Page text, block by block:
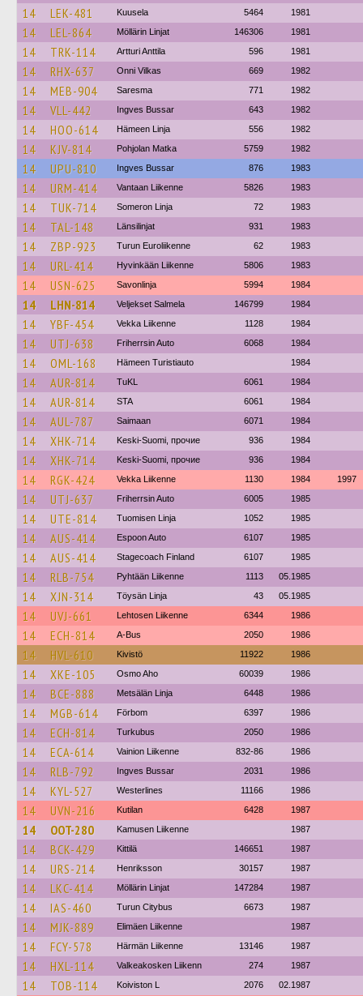
14
LEK-481 Kuusela 5464 1981
14 LEL-864 Möllärin Linjat 146306 1981
14 TRK-114 Artturi Anttila 596 1981
14 RHX-637 Onni Vilkas 669 1982
14 MEB-904 Saresma 771 1982
14 VLL-442 Ingves Bussar 643 1982
14 HOO-614 Hämeen Linja 556 1982
14 KJV-814 Pohjolan Matka 5759 1982
14 UPU-810 Ingves Bussar 876 1983
14 URM-414 Vantaan Liikenne 5826 1983
14 TUK-714 Someron Linja 72 1983
14 TAL-148 Länsilinjat 931 1983
14 ZBP-923 Turun Euroliikenne 62 1983
14 URL-414 Hyvinkään Liikenne 5806 1983
14 USN-625 Savonlinja 5994 1984
14 LHN-814 Veljekset Salmela 146799 1984
14 YBF-454 Vekka Liikenne 1128 1984
14 UTJ-638 Friherrsin Auto 6068 1984
14 OML-168 Hämeen Turistiauto 1984
14 AUR-814 TuKL 6061 1984
14 AUR-814 STA 6061 1984
14 AUL-787 Saimaan 6071 1984
14 XHK-714 Keski-Suomi, прочие 936 1984
14 XHK-714 Keski-Suomi, прочие 936 1984
14 RGK-424 Vekka Liikenne 1130 1984 1997
14 UTJ-637 Friherrsin Auto 6005 1985
14 UTE-814 Tuomisen Linja 1052 1985
14 AUS-414 Espoon Auto 6107 1985
14 AUS-414 Stagecoach Finland 6107 1985
14 RLB-754 Pyhtään Liikenne 1113 05.1985
14 XJN-314 Töysän Linja 43 05.1985
14 UVJ-661 Lehtosen Liikenne 6344 1986
14 ECH-814 A-Bus 2050 1986
14 HVL-610 Kivistö 11922 1986
14 XKE-105 Osmo Aho 60039 1986
14 BCE-888 Metsälän Linja 6448 1986
14 MGB-614 Förbom 6397 1986
14 ECH-814 Turkubus 2050 1986
14 ECA-614 Vainion Liikenne 832-86 1986
14 RLB-792 Ingves Bussar 2031 1986
14 KYL-527 Westerlines 11166 1986
14 UVN-216 Kutilan 6428 1987
14 OOT-280 Kamusen Liikenne 1987
14 BCK-429 Kittilä 146651 1987
14 URS-214 Henriksson 30157 1987
14 LKC-414 Möllärin Linjat 147284 1987
14 IAS-460 Turun Citybus 6673 1987
14 MJK-889 Elimäen Liikenne 1987
14 FCY-578 Härmän Liikenne 13146 1987
14 HXL-114 Valkeakosken Liikenn 274 1987
14 TOB-114 Koiviston L 2076 02.1987